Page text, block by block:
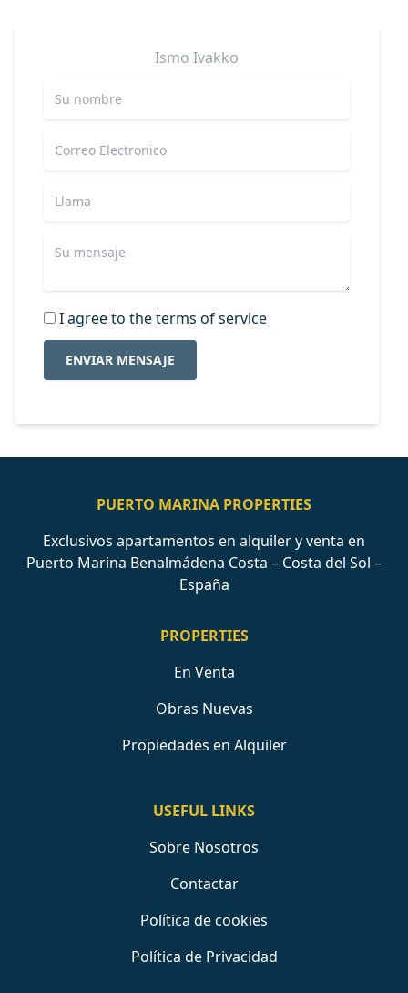
Ismo Ivakko
I agree to the terms of service
ENVIAR MENSAJE
PUERTO MARINA PROPERTIES
Exclusivos apartamentos en alquiler y venta en
Puerto Marina Benalmádena Costa – Costa del Sol –
España
PROPERTIES
En Venta
Obras Nuevas
Propiedades en Alquiler
USEFUL LINKS
Sobre Nosotros
Contactar
Política de cookies
Política de Privacidad